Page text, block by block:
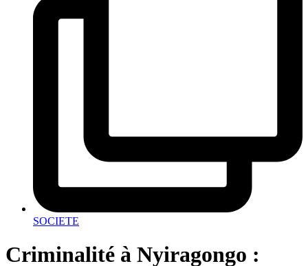
SOCIETE
Criminalité à Nyiragongo :